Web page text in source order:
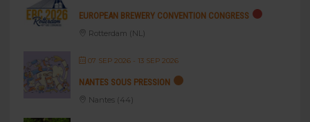
EUROPEAN BREWERY CONVENTION CONGRESS
Rotterdam (NL)
07 SEP 2026- 13 SEP 2026
NANTES SOUS PRESSION
Nantes (44)